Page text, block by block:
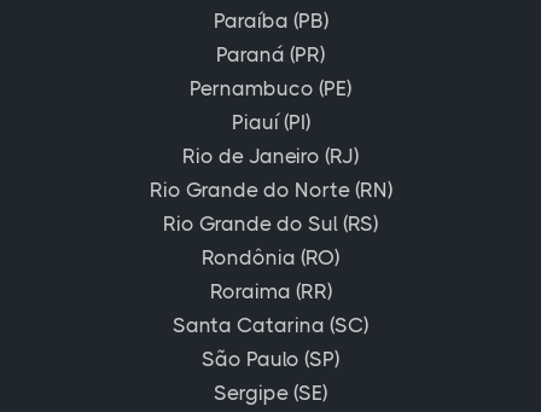
Paraíba (PB)
Paraná (PR)
Pernambuco (PE)
Piauí (PI)
Rio de Janeiro (RJ)
Rio Grande do Norte (RN)
Rio Grande do Sul (RS)
Rondônia (RO)
Roraima (RR)
Santa Catarina (SC)
São Paulo (SP)
Sergipe (SE)